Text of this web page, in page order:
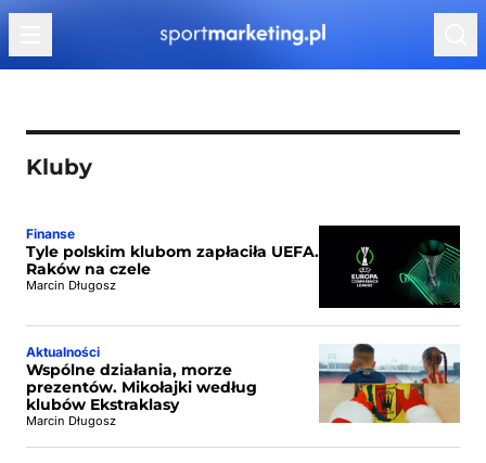
Kluby
Finanse
Tyle polskim klubom zapłaciła UEFA.
Raków na czele
Marcin Długosz
Aktualności
Wspólne działania, morze
prezentów. Mikołajki według
klubów Ekstraklasy
Marcin Długosz